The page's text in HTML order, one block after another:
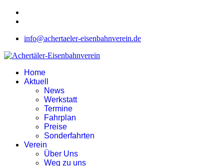
info@achertaeler-eisenbahnverein.de
Home
Aktuell
News
Werkstatt
Termine
Fahrplan
Preise
Sonderfahrten
Verein
Über Uns
Weg zu uns